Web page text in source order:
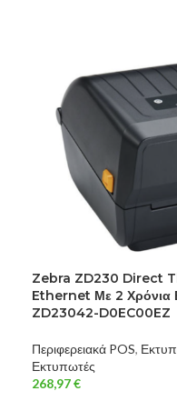
Zebra ZD230 Direct
Ethernet Με 2 Χρόνια
ZD23042-D0EC00EZ
Περιφερειακά POS,
Εκτυπωτές
268,97€